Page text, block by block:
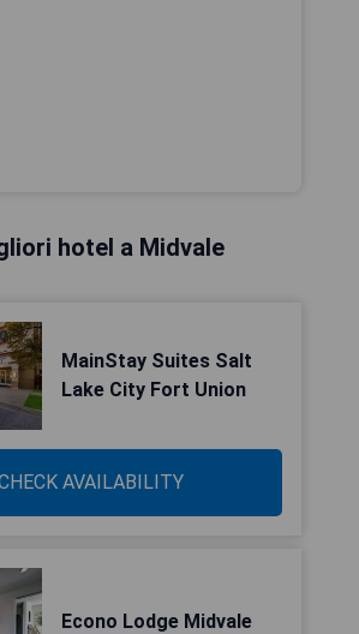
hotel a Midvale
MainStay Suites Salt
Lake City Fort Union
AVAILABILITY
Econo Lodge Midvale